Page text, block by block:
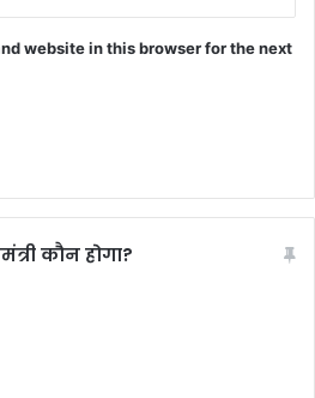
website in this browser for the next
कौन होगा?